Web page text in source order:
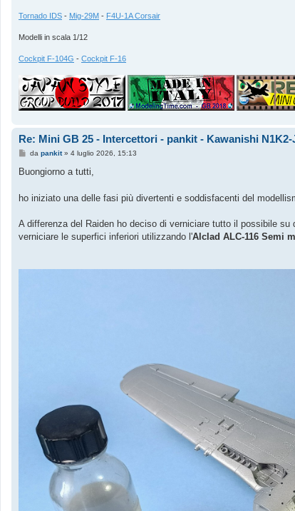
Tornado IDS - Mig-29M - F4U-1A Corsair
Modelli in scala 1/12
Cockpit F-104G - Cockpit F-16
Re: Mini GB 25 - Intercettori - pankit - Kawanishi
M
s
g
g
o
da pankit» 4 luglio 2026, 15:13
Buongiorno a tutti,
ho iniziato una delle fasi più divertenti e soddisfacenti del
A differenza del Raiden ho deciso di verniciare tutto il possibile
verniciare le superfici inferiori utilizzando l'Alclad ALC-116 Semi